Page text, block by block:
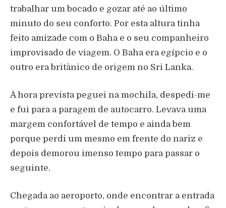
trabalhar um bocado e gozar até ao último
minuto do seu conforto. Por esta altura tinha
feito amizade com o Baha e o seu companheiro
improvisado de viagem. O Baha era egípcio e o
outro era britânico de origem no Sri Lanka.
À hora prevista peguei na mochila, despedi-me
e fui para a paragem de autocarro. Levava uma
margem confortável de tempo e ainda bem
porque perdi um mesmo em frente do nariz e
depois demorou imenso tempo para passar o
seguinte.
Chegada ao aeroporto, onde encontrar a entrada